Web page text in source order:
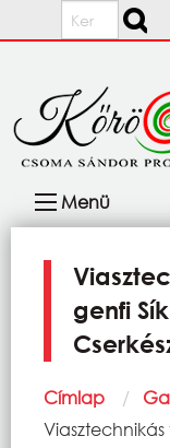
Ugrás a tartalomra
Keresés
navigáció
Menü
genfi
Morzsa
Címlap
Current:
Viasztechnikás